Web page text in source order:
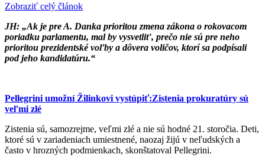
Zobraziť celý článok
JH: „Ak je pre A. Danka prioritou zmena zákona o rokovacom
poriadku parlamentu, mal by vysvetliť, prečo nie sú pre neho
prioritou prezidentské voľby a dôvera voličov, ktorí sa podpísali
pod jeho kandidatúru.“
Pellegrini umožní Žilinkovi vystúpiť:Zistenia prokuratúry sú
veľmi zlé
Zistenia sú, samozrejme, veľmi zlé a nie sú hodné 21. storočia. Deti,
ktoré sú v zariadeniach umiestnené, naozaj žijú v neľudských a
často v hrozných podmienkach, skonštatoval Pellegrini.